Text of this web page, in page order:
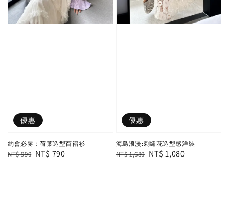
優惠
約會必勝：荷葉造型百褶衫
Regular
NT$ 990 Sale
NT$ 790
優惠
海島浪漫:刺繡花造型感洋裝
Regular
NT$ 1,680 Sale
NT$ 1,080